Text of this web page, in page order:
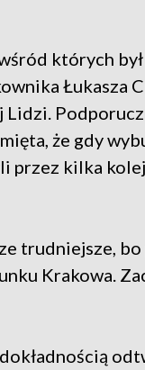
których
Łukasza
że gdy
przez kilka
trudniejsze,
Krakowa.